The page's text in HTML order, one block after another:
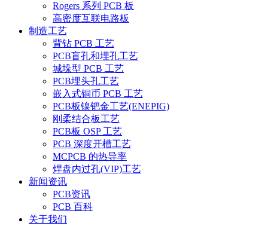
Rogers 系列 PCB 板
高密度互联电路板
制造工艺
背钻 PCB 工艺
PCB盲孔和埋孔工艺
城垛型 PCB 工艺
PCB埋头孔工艺
嵌入式铜币 PCB 工艺
PCB板镍钯金工艺(ENEPIG)
刚柔结合板工艺
PCB板 OSP 工艺
PCB 深度开槽工艺
MCPCB 的热导率
焊盘内过孔(VIP)工艺
新闻资讯
PCB资讯
PCB 百科
关于我们